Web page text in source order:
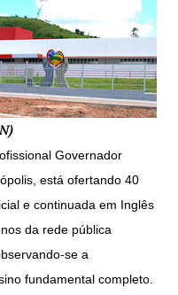
Governador
está ofertando 40
e continuada em Inglês
da rede pública
se a
fundamental completo.